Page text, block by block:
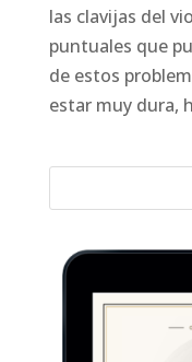
las clavijas del
puntuales que
de estos
estar muy dura,